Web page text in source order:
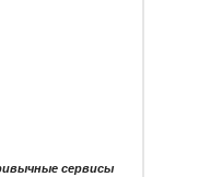
сервисы